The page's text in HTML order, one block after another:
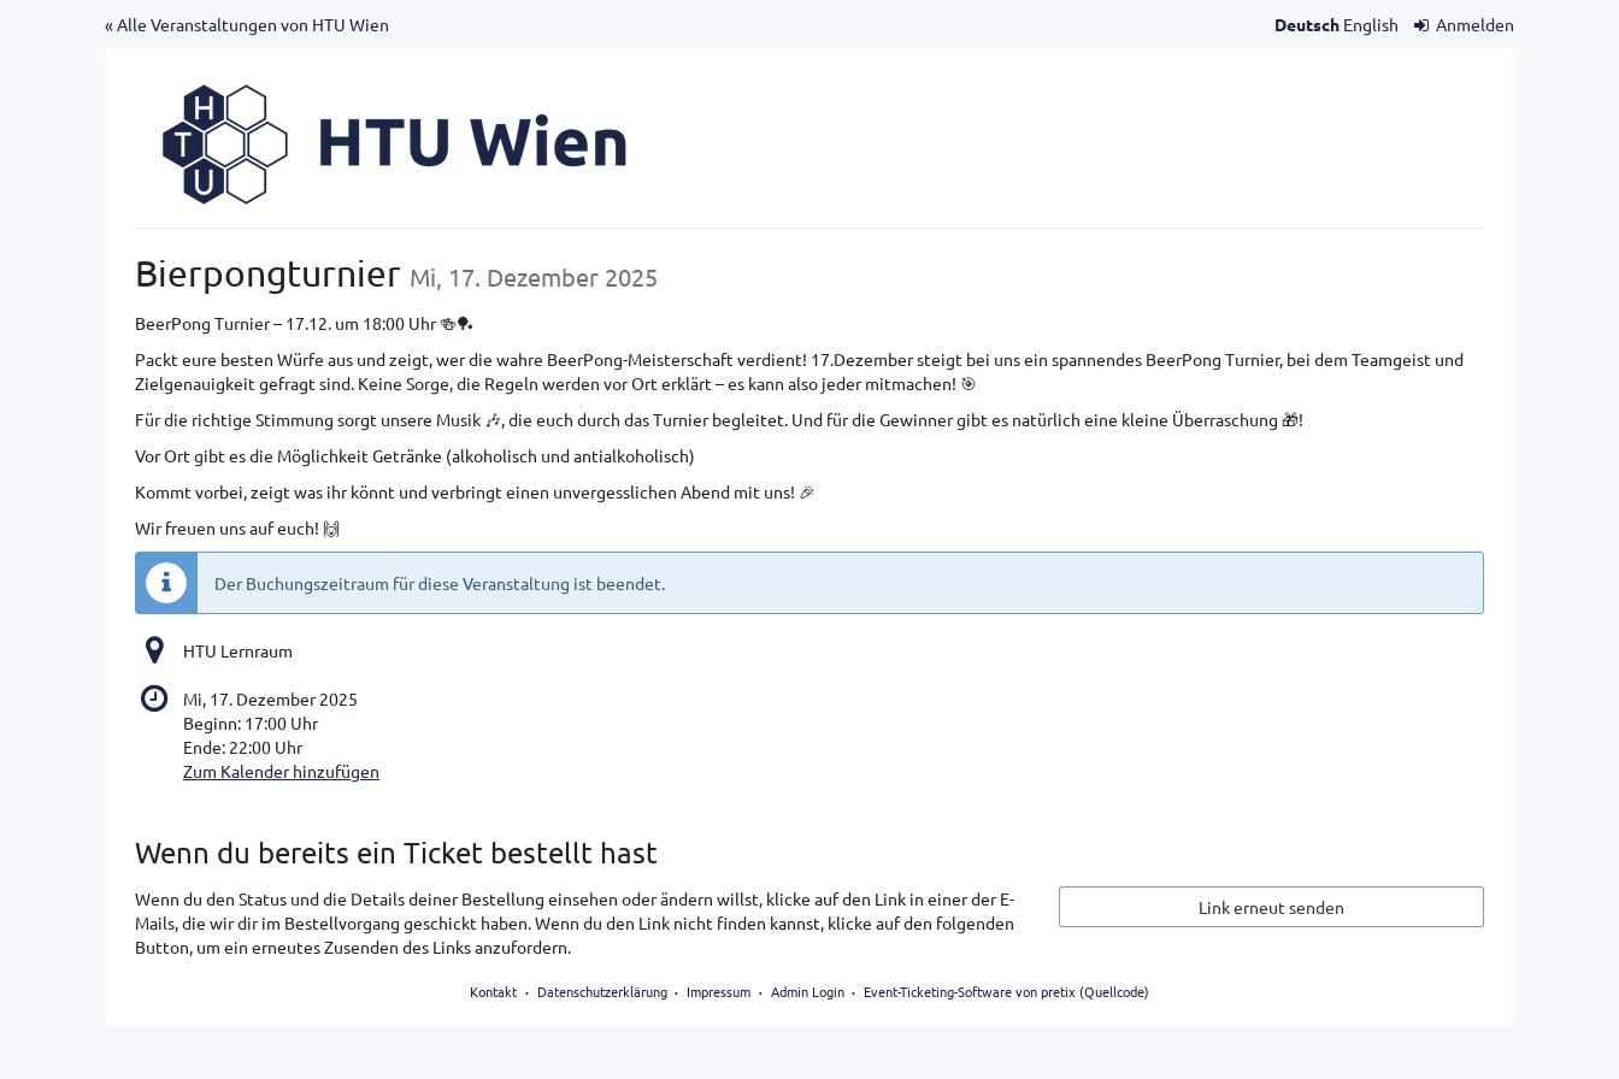
Deutsch English Anmelden
« Alle Veranstaltungen von HTU Wien
Bierpongturnier Mi, 17. Dezember 2025
BeerPong Turnier – 17.12. um 18:00 Uhr 🍻🏓
Packt eure besten Würfe aus und zeigt, wer die wahre BeerPong-Meisterschaft verdient! 17.Dezember steigt bei uns ein spannendes BeerPong Turnier, bei dem Teamgeist und
Zielgenauigkeit gefragt sind. Keine Sorge, die Regeln werden vor Ort erklärt – es kann also jeder mitmachen! 🎯
Für die richtige Stimmung sorgt unsere Musik 🎶, die euch durch das Turnier begleitet. Und für die Gewinner gibt es natürlich eine kleine Überraschung 🎁!
Vor Ort gibt es die Möglichkeit Getränke (alkoholisch und antialkoholisch)
Kommt vorbei, zeigt was ihr könnt und verbringt einen unvergesslichen Abend mit uns! 🎉
Wir freuen uns auf euch! 🙌
Der Buchungszeitraum für diese Veranstaltung ist beendet.
HTU Lernraum
Mi, 17. Dezember 2025
Beginn: 17:00 Uhr
Ende: 22:00 Uhr
Zum Kalender hinzufügen
Wenn du bereits ein Ticket bestellt hast
Wenn du den Status und die Details deiner Bestellung einsehen oder ändern willst, klicke auf den Link in einer der E-
Mails, die wir dir im Bestellvorgang geschickt haben. Wenn du den Link nicht finden kannst, klicke auf den folgenden
Button, um ein erneutes Zusenden des Links anzufordern.
Link erneut senden
Kontakt Datenschutzerklärung Impressum Admin Login Event-Ticketing-Software von pretix (Quellcode)